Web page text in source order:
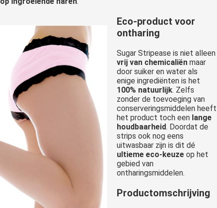
Eco-product voor
ontharing
Sugar Stripease is niet alleen
vrij van chemicaliën maar
door suiker en water als
enige ingrediënten is het
100% natuurlijk. Zelfs
zonder de toevoeging van
conserveringsmiddelen heeft
het product toch een lange
houdbaarheid. Doordat de
strips ook nog eens
uitwasbaar zijn is dit dé
ultieme eco-keuze op het
gebied van
ontharingsmiddelen.
Productomschrijving